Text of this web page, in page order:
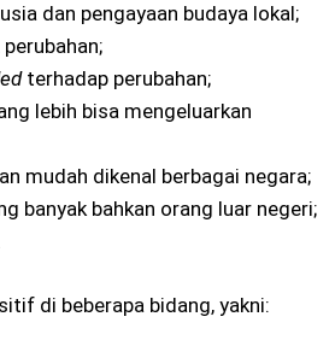
dan pengayaan budaya lokal;
terhadap perubahan;
lebih bisa mengeluarkan
mudah dikenal berbagai negara;
banyak bahkan orang luar negeri;
di beberapa bidang, yakni: